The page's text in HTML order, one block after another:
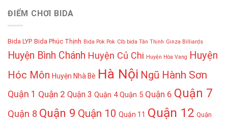
ĐIỂM CHƠI BIDA
Bida LYP Bida Phúc Thịnh Bida Pok Pok Clb bida Tân Thịnh Ginza Billiards
Huyện Bình Chánh Huyện Củ Chi Huyện Hòa Vang Huyện
Hóc Môn Huyện Nhà Bè Hà Nội Ngũ Hành Sơn
Quận 1 Quận 2 Quận 3 Quận 4 Quận 5 Quận 6 Quận 7
Quận 8 Quận 9 Quận 10 Quận 11 Quận 12 Quận